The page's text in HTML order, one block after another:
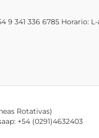
9 341 336 6785 Horario:
Rotativas)
+54 (0291)4632403